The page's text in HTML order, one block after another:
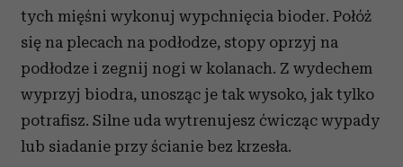
tych mięśni wykonuj wypchnięcia bioder. Połóż
się na plecach na podłodze, stopy oprzyj na
podłodze i zegnij nogi w kolanach. Z wydechem
wyprzyj biodra, unosząc je tak wysoko, jak tylko
potrafisz. Silne uda wytrenujesz ćwicząc wypady
lub siadanie przy ścianie bez krzesła.